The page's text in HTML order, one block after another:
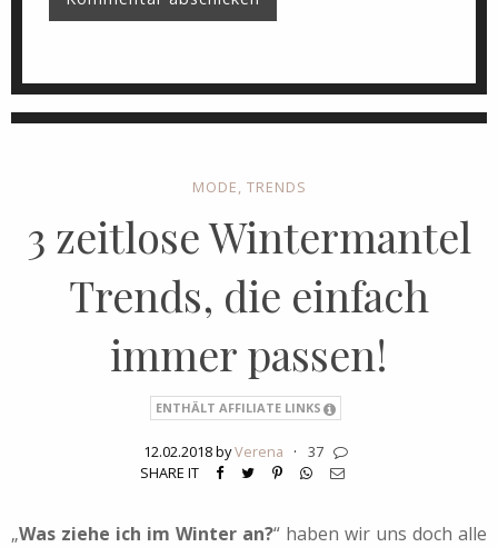
MODE, TRENDS
3 zeitlose Wintermantel
Trends, die einfach
immer passen!
ENTHÄLT AFFILIATE LINKS
12.02.2018 byVerena ·
37
SHARE IT
„Was ziehe ich im Winter an?“ haben wir uns doch alle